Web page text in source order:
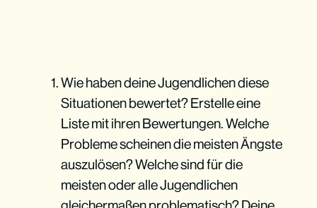
Höre jedem Jugendlichen zu
Wie haben deine Jugendlichen diese
Situationen bewertet? Erstelle eine
Liste mit ihren Bewertungen. Welche
Probleme scheinen die meisten Ängste
auszulösen? Welche sind für die
meisten oder alle Jugendlichen